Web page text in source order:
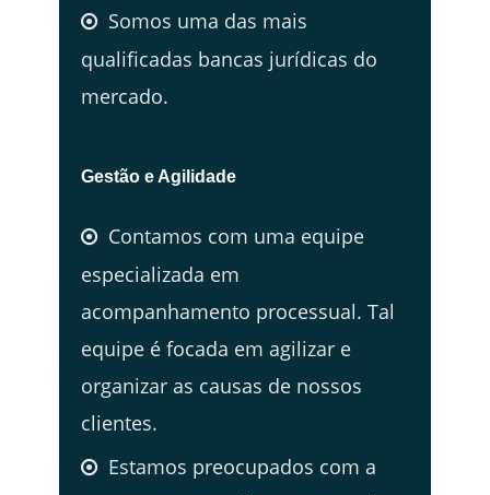
Somos uma das mais
qualificadas bancas jurídicas do
mercado.
Gestão e Agilidade
Contamos com uma equipe
especializada em
acompanhamento processual. Tal
equipe é focada em agilizar e
organizar as causas de nossos
clientes.
Estamos preocupados com a